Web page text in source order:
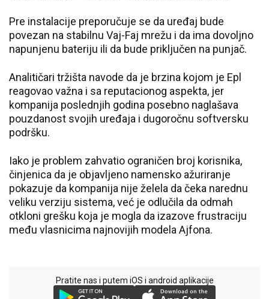
Pre instalacije preporučuje se da uređaj bude
povezan na stabilnu Vaj-Faj mrežu i da ima dovoljno
napunjenu bateriju ili da bude priključen na punjač.
Analitičari tržišta navode da je brzina kojom je Epl
reagovao važna i sa reputacionog aspekta, jer
kompanija poslednjih godina posebno naglašava
pouzdanost svojih uređaja i dugoročnu softversku
podršku.
Iako je problem zahvatio ograničen broj korisnika,
činjenica da je objavljeno namensko ažuriranje
pokazuje da kompanija nije želela da čeka narednu
veliku verziju sistema, već je odlučila da odmah
otkloni grešku koja je mogla da izazove frustraciju
među vlasnicima najnovijih modela Ajfona.
Pratite nas i putem iOS i android aplikacije